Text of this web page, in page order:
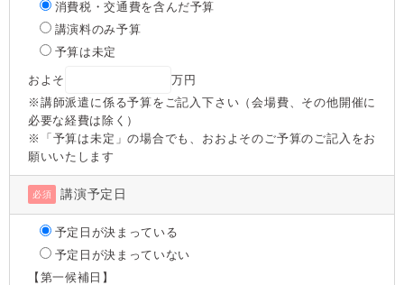
消費税・交通費を含んだ予算
講演料のみ予算
予算は未定
およそ
万円
※講師派遣に係る予算をご記入下さい（会場費、その他開催に
必要な経費は除く）
※「予算は未定」の場合でも、おおよそのご予算のご記入をお
願いいたします
必須 講演予定日
予定日が決まっている
予定日が決まっていない
【第一候補日】